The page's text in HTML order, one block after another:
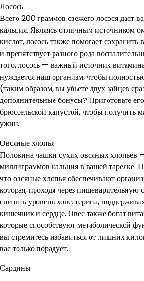
Лосось
Всего 200 граммов свежего лосося даст
кальция. Являясь отличным источником
кислот, лосось также помогает
и препятствует разного рода
того, лосось — важный источник
нуждается наш организм, чтобы
(таким образом, вы убьете двух зайцев
дополнительные бонусы? Приготовьте
брюссельской капустой, чтобы получить
ужин.
Овсяные хлопья
Половина чашки сухих овсяных хлопьев
миллиграммов кальция в вашей тарелке.
что овсяные хлопья обеспечивают
которая, проходя через пищеварительную
снизить уровень холестерина,
кишечник и сердце. Овес также богат
которые способствуют метаболической
вы стремитесь избавиться от лишних
вас только порадует.
Сардины